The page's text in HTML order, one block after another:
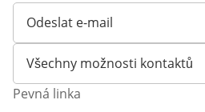
Odeslat e-mail
Otevírá e-mailového klienta
Všechny možnosti kontaktů
Pevná linka